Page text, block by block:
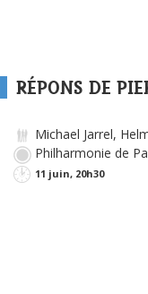
RÉPONS DE
Michael Jarrel,
Philharmonie de
11 juin, 20h30